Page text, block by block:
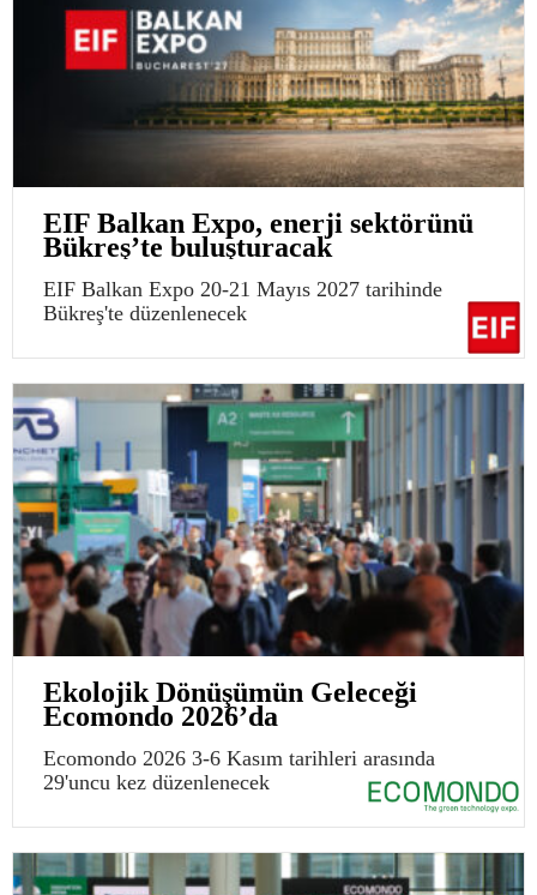
EIF Balkan Expo, enerji sektörünü
Bükreş’te buluşturacak
EIF Balkan Expo 20-21 Mayıs 2027 tarihinde
Bükreş'te düzenlenecek
Ekolojik Dönüşümün Geleceği
Ecomondo 2026’da
Ecomondo 2026 3-6 Kasım tarihleri arasında
29'uncu kez düzenlenecek